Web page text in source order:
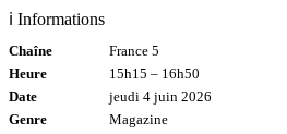
ℹ️ Informations
Chaîne
France 5
Heure
15h15 – 16h50
Date
jeudi 4 juin 2026
Genre
Magazine